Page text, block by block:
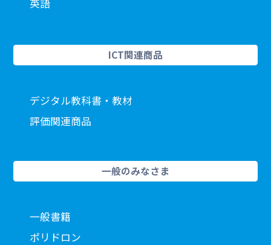
英語
ICT関連商品
デジタル教科書・教材
評価関連商品
一般のみなさま
一般書籍
ポリドロン